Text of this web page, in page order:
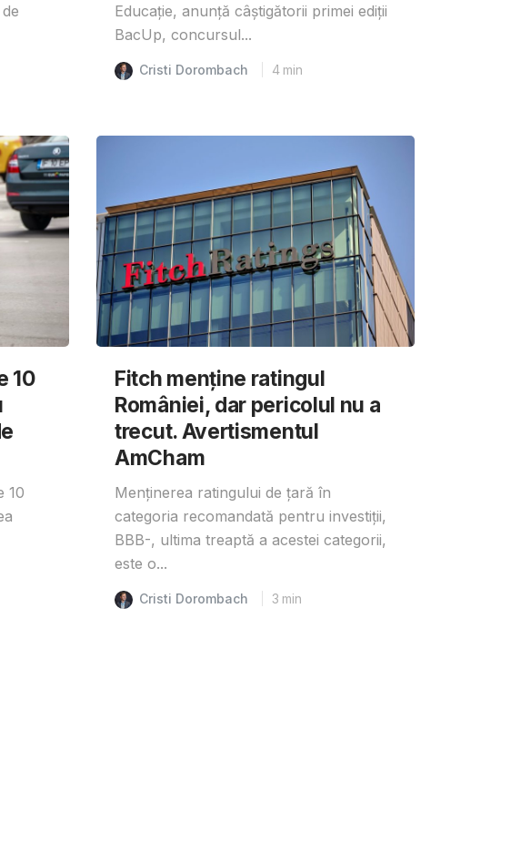
Educație, anunță câștigătorii primei ediții
BacUp, concursul...
Cristi Dorombach 4 min
10
10
Fitch menține ratingul
României, dar pericolul nu a
trecut. Avertismentul
AmCham
Menținerea ratingului de țară în
categoria recomandată pentru investiții,
BBB-, ultima treaptă a acestei categorii,
este o...
Cristi Dorombach 3 min